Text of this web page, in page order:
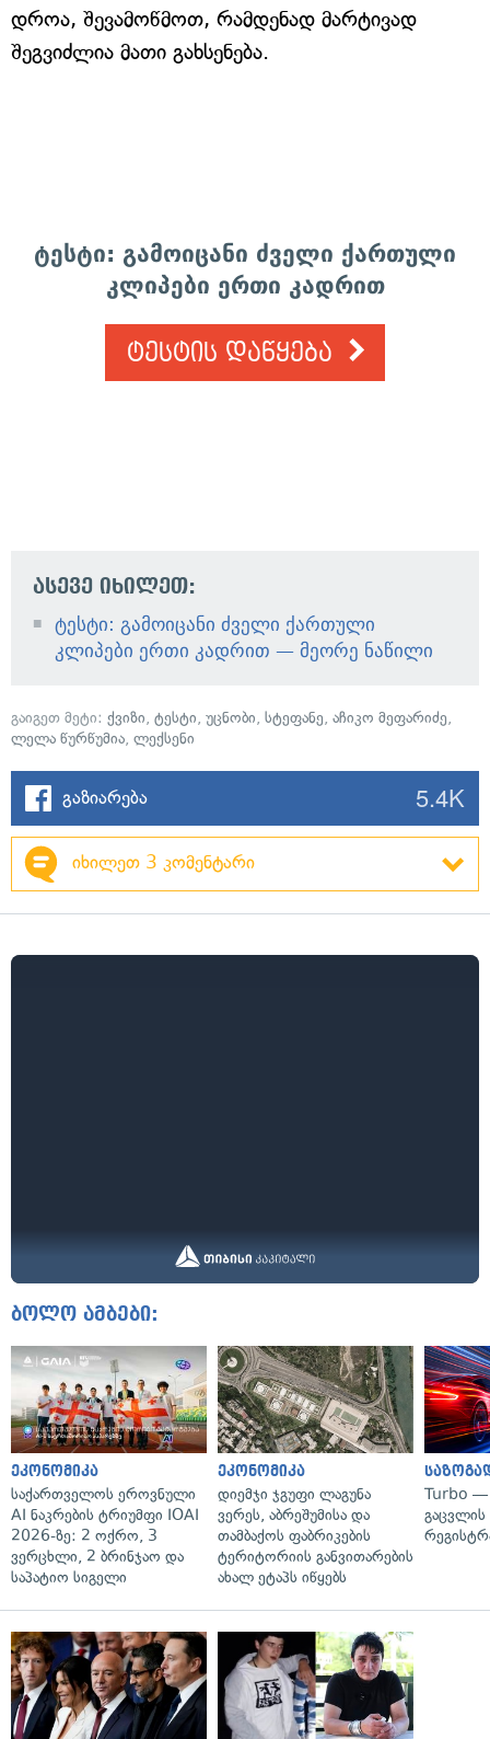
დროა, შევამოწმოთ, რამდენად მარტივად
შეგვიძლია მათი გახსენება.
ტესტი: გამოიცანი ძველი ქართული
კლიპები ერთი კადრით
ტესტის დაწყება
ასევე იხილეთ:
ტესტი: გამოიცანი ძველი ქართული
კლიპები ერთი კადრით — მეორე ნაწილი
გაიგეთ მეტი: ქვიზი, ტესტი, უცნობი, სტეფანე, აჩიკო მეფარიძე,
ლელა წურწუმია, ლექსენი
გაზიარება 5.4K
იხილეთ 3 კომენტარი
ბოლო ამბები:
ეკონომიკა
საქართველოს ეროვნული
AI ნაკრების ტრიუმფი IOAI
2026-ზე: 2 ოქრო, 3
ვერცხლი, 2 ბრინჯაო და
საპატიო სიგელი
ეკონომიკა
დიემჯი ჯგუფი ლაგუნა
ვერეს, აბრეშუმისა და
თამბაქოს ფაბრიკების
ტერიტორიის განვითარების
ახალ ეტაპს იწყებს
Turbo —
გაცვლის